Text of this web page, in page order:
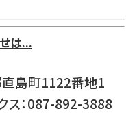
は...
島町1122番地1
：087-892-3888